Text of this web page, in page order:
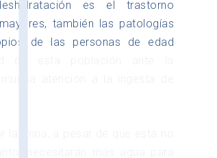
es el trastorno
también las patologías
de las personas de edad